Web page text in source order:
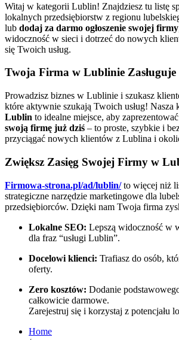
Witaj w kategorii Lublin! Znajdziesz tu listę
lokalnych przedsiębiorstw z regionu
lub dodaj za darmo ogłoszenie swojej firmy
widoczność w sieci i dotrzeć do nowych
się Twoich usług.
Twoja Firma w Lublinie Zasługuje
Prowadzisz biznes w Lublinie i szukasz
które aktywnie szukają Twoich usług! Nasza
Lublin to idealne miejsce, aby
swoją firmę już dziś – to proste, szybkie i
przyciągać nowych klientów z Lublina i
Zwiększ Zasięg Swojej Firmy w
Firmowa-strona.pl/ad/lublin/to więcej niż
strategiczne narzędzie marketingowe dla
przedsiębiorców. Dzięki nam Twoja firma
Lokalne SEO: Lepszą widoczność w
dla fraz “usługi Lublin”.
Docelowi klienci: Trafiasz do osób,
oferty.
Zero kosztów: Dodanie
całkowicie darmowe.
Zarejestruj się i korzystaj z potencjału
Home